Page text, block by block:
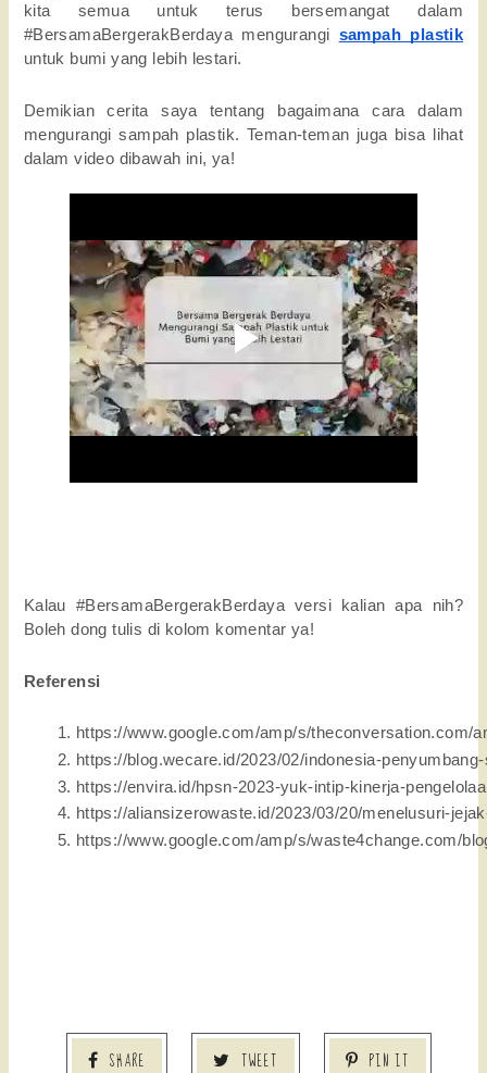
kita semua untuk terus bersemangat dalam
#BersamaBergerakBerdaya mengurangi sampah plastik
untuk bumi yang lebih lestari.
Demikian cerita saya tentang bagaimana cara dalam
mengurangi sampah plastik. Teman-teman juga bisa lihat
dalam video dibawah ini, ya!
Kalau #BersamaBergerakBerdaya versi kalian apa nih?
Boleh dong tulis di kolom komentar ya!
Referensi
https://www.google.com/amp/s/theconversation.com/
https://blog.wecare.id/2023/02/indonesia-
https://envira.id/hpsn-2023-yuk-intip-kinerja-
https://aliansizerowaste.id/2023/03/20/menelusuri-
https://www.google.com/amp/s/waste4change.com/
SHARE TWEET PIN IT